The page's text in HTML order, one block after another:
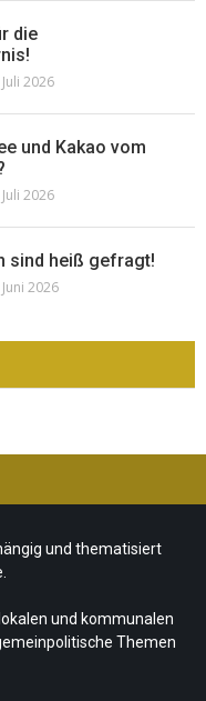
die
2026
und Kakao vom
2026
sind heiß gefragt!
2026
und politische
21. Juni 2026de la Musique
und thematisiert
und kommunalen
Themen